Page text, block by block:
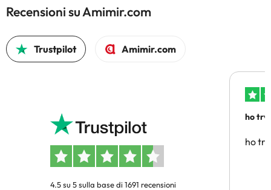
Recensioni su Amimir.com
Trustpilot Amimir.com
4.5 su 5 sulla base di 1691 recensioni
ho
ho